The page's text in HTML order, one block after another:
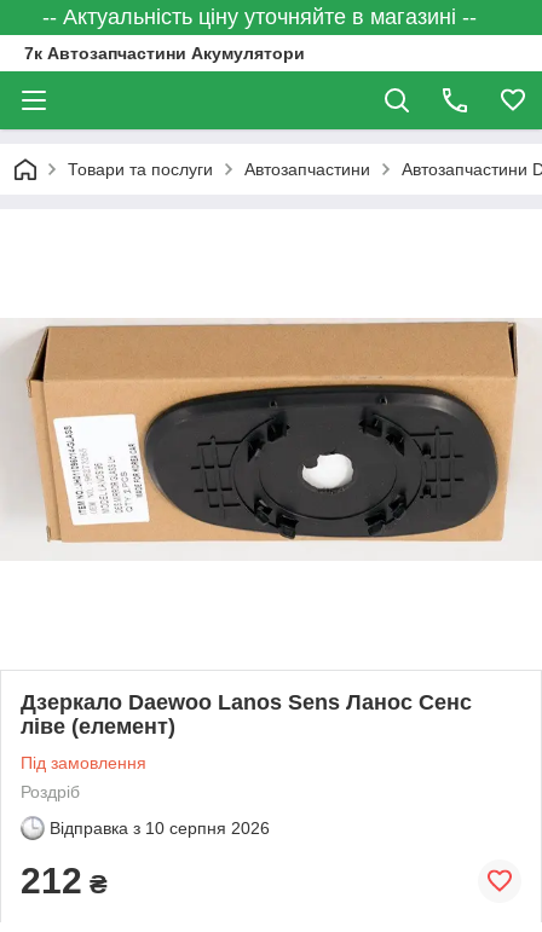
-- Актуальність ціну уточняйте в магазині --
7к Автозапчастини Акумулятори
Товари та послуги Автозапчастини Автозапчастини
Дзеркало Daewoo Lanos Sens Ланос Сенс
ліве (елемент)
Під замовлення
Роздріб
Відправка з 10 серпня 2026
212 ₴